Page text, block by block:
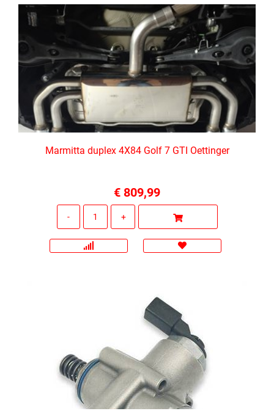
Marmitta duplex 4X84 Golf 7 GTI Oettinger
€ 809,99